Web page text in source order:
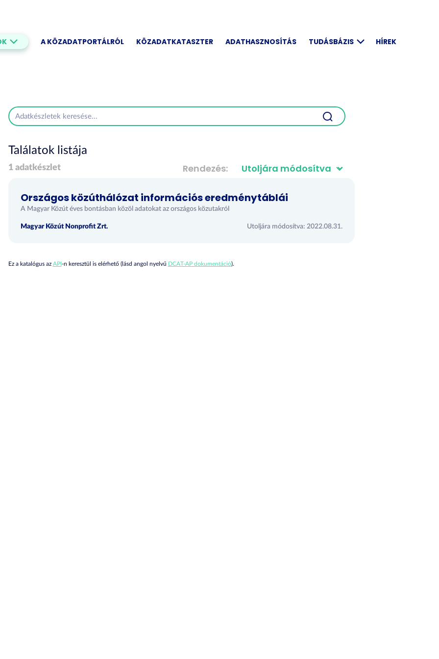
A KÖZADATPORTÁLRÓL KÖZADATKATASZTER ADATHASZNOSÍTÁS TUDÁSBÁZIS HÍREK
Rendezés
Találatok listája
1 adatkészlet
Országos közúthálózat információs eredménytáblái
A Magyar Közút éves bontásban közöl adatokat az országos közutakról
Magyar Közút Nonprofit Zrt. Utoljára módosítva: 2022.08.31.
Ez a katalógus az API-n keresztül is elérhető (lásd angol nyelvű DCAT-AP dokumentáció).